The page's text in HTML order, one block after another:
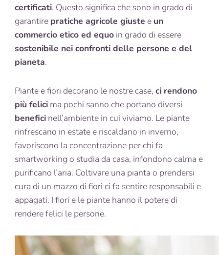
certificati. Questo significa che sono in grado di
garantire pratiche agricole giuste e un
commercio etico ed equo in grado di essere
sostenibile nei confronti delle persone e del
pianeta.
Piante e fiori decorano le nostre case, ci rendono
più felici ma pochi sanno che portano diversi
benefici nell’ambiente in cui viviamo. Le piante
rinfrescano in estate e riscaldano in inverno,
favoriscono la concentrazione per chi fa
smartworking o studia da casa, infondono calma e
purificano l’aria. Coltivare una pianta o prendersi
cura di un mazzo di fiori ci fa sentire responsabili e
appagati. I fiori e le piante hanno il potere di
rendere felici le persone.